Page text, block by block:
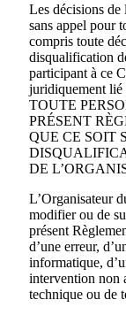
Les décisions de
sans appel pour
compris toute
disqualification
participant à ce
juridiquement lié
TOUTE
PRÉSENT
QUE CE SOIT
DE
L’Organisateur
modifier ou de
présent
d’une erreur,
informatique,
intervention non
technique ou de